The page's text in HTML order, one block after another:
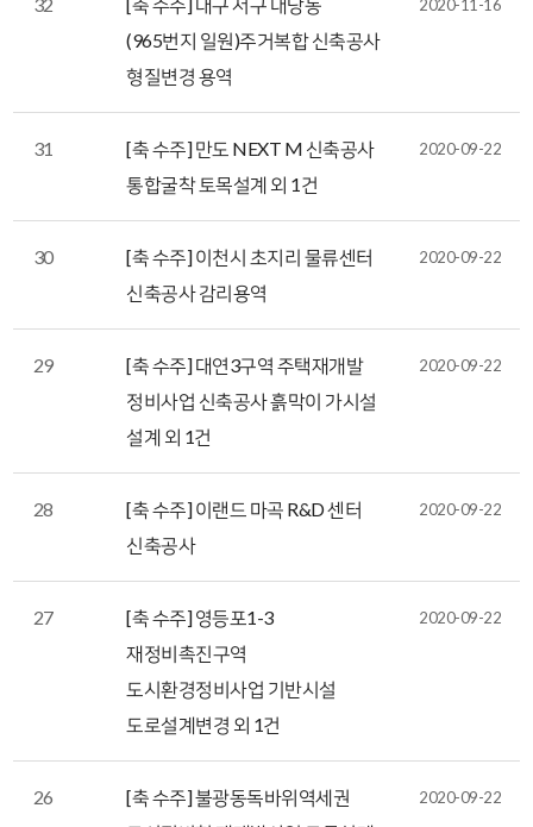
(965번지 일원)주거복합 신축공사
형질변경 용역
2020-11-16
31
[축 수주] 만도 NEXT M 신축공사
통합굴착 토목설계 외 1건
2020-09-22
30
[축 수주] 이천시 초지리 물류센터
신축공사 감리용역
2020-09-22
29
[축 수주] 대연3구역 주택재개발
정비사업 신축공사 흙막이 가시설
설계 외 1건
2020-09-22
28
[축 수주] 이랜드 마곡 R&D 센터
신축공사
2020-09-22
27
[축 수주] 영등포1-3
재정비촉진구역
도시환경정비사업 기반시설
도로설계변경 외 1건
2020-09-22
26
[축 수주] 불광동독바위역세권
2020-09-22